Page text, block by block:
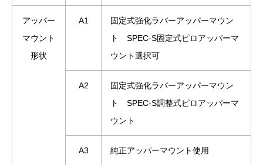
アッパー
マウント
形状
A1
固定式強化ラバーアッパーマウン
ト SPEC-S固定式ピロアッパーマ
ウント選択可
A2
固定式強化ラバーアッパーマウン
ト SPEC-S調整式ピロアッパーマ
ウント
A3 純正アッパーマウント使用